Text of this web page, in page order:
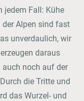
jedem Fall: Kühe
Alpen sind fast
unverdaulich, wir
daraus
auch noch auf der
die Tritte und
das Wurzel- und